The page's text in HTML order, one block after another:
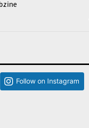
Follow on Instagram